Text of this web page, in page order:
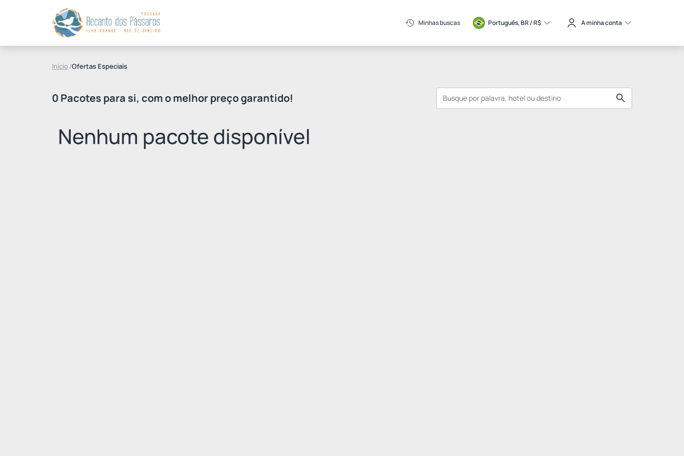
Minhas buscas Português, BR / R$ A minha conta
Início/Ofertas Especiais
0 Pacotes para si, com o melhor preço garantido!
Nenhum pacote disponível